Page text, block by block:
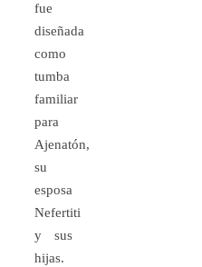
fue
diseñada
como
tumba
familiar
para
Ajenatón,
su
esposa
Nefertiti
y sus
hijas.